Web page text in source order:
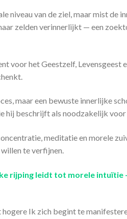
niveau van de ziel, maar mist de
zelden verinnerlijkt — een
voor het Geestzelf,
maar een bewuste innerlijke
hij beschrijft als noodzakelijk
meditatie en morele
te verfijnen.
rijping leidt tot morele
Ik zich begint te